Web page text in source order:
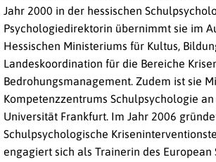
Jahr 2000 in der hessischen
Psychologiedirektorin übernimmt sie im
Hessischen Ministeriums für Kultus,
Landeskoordination für die Bereiche
Bedrohungsmanagement. Zudem ist sie
Kompetenzzentrums Schulpsychologie
Universität Frankfurt. Im Jahr 2006
Schulpsychologische
engagiert sich als Trainerin des European